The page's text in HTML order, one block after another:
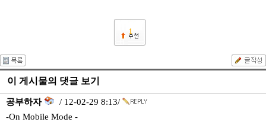
1
이 게시물의 댓글 보기
공부하자
/ 12-02-29 8:13/
-On Mobile Mode -